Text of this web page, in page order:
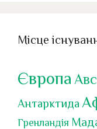
Місце
Європа
Антарктида
Гренландія